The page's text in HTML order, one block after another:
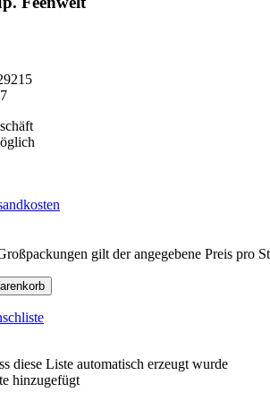
gilt der angegebene Preis pro
diese Liste automatisch erzeugt wurde
hinzugefügt